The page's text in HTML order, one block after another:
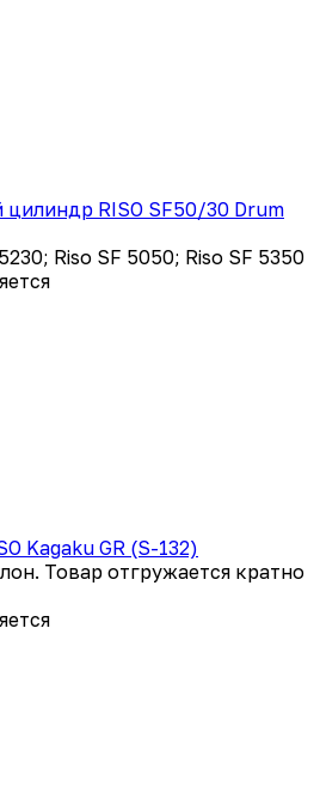
RISO SF50/30 Drum
Riso SF 5050; Riso SF 5350
Kagaku GR (S-132)
Товар отгружается кратно